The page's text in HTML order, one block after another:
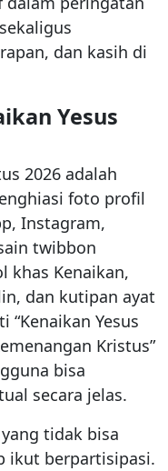
dan kasih di
Yesus
2026 adalah
foto profil
Instagram,
twibbon
khas Kenaikan,
dan kutipan ayat
Yesus
Kristus”
bisa
secara jelas.
tidak bisa
ikut berpartisipasi.